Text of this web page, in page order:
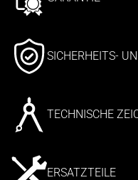
SICHERHEITS-
TECHNISCHE
ERSATZTEILE